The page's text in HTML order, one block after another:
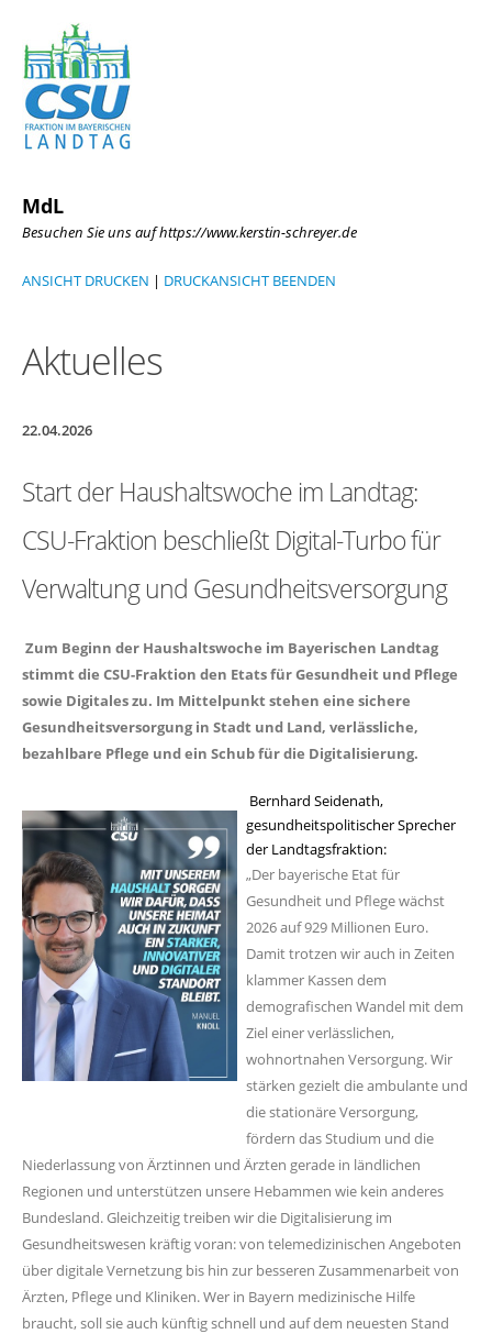
MdL
Besuchen Sie uns auf https://www.kerstin-schreyer.de
ANSICHT DRUCKEN | DRUCKANSICHT BEENDEN
Aktuelles
22.04.2026
Start der Haushaltswoche im Landtag:
CSU-Fraktion beschließt Digital-Turbo für
Verwaltung und Gesundheitsversorgung
Zum Beginn der Haushaltswoche im Bayerischen Landtag
stimmt die CSU-Fraktion den Etats für Gesundheit und Pflege
sowie Digitales zu. Im Mittelpunkt stehen eine sichere
Gesundheitsversorgung in Stadt und Land, verlässliche,
bezahlbare Pflege und ein Schub für die Digitalisierung.
Bernhard Seidenath,
gesundheitspolitischer Sprecher
der Landtagsfraktion:
Der bayerische Etat für
Gesundheit und Pflege wächst
2026 auf 929 Millionen Euro.
Damit trotzen wir auch in Zeiten
klammer Kassen dem
demografischen Wandel mit dem
Ziel einer verlässlichen,
wohnortnahen Versorgung. Wir
stärken gezielt die ambulante und
die stationäre Versorgung,
fördern das Studium und die
Niederlassung von Ärztinnen und Ärzten gerade in ländlichen
Regionen und unterstützen unsere Hebammen wie kein anderes
Bundesland. Gleichzeitig treiben wir die Digitalisierung im
Gesundheitswesen kräftig voran: von telemedizinischen Angeboten
über digitale Vernetzung bis hin zur besseren Zusammenarbeit von
Ärzten, Pflege und Kliniken. Wer in Bayern medizinische Hilfe
braucht, soll sie auch künftig schnell und auf dem neuesten Stand